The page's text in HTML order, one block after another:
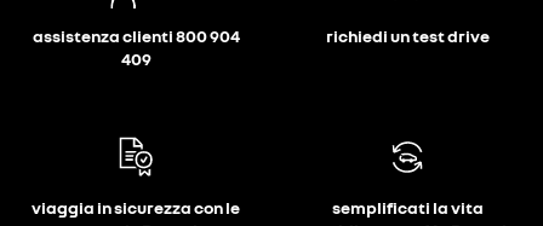
assistenza clienti 800 904
409
richiedi un test drive
viaggia in sicurezza con le
semplificati la vita